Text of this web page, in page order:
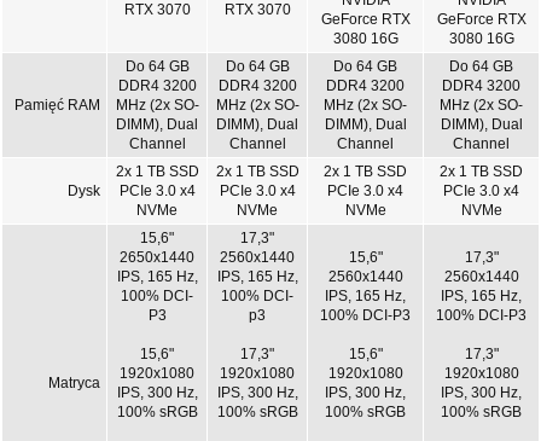
RTX 3070
RTX 3070
GeForce RTX
3080 16G
GeForce RTX
3080 16G
Pamięć RAM
Do 64 GB
DDR4 3200
MHz (2x SO-
DIMM), Dual
Channel
Do 64 GB
DDR4 3200
MHz (2x SO-
DIMM), Dual
Channel
Do 64 GB
DDR4 3200
MHz (2x SO-
DIMM), Dual
Channel
Do 64 GB
DDR4 3200
MHz (2x SO-
DIMM), Dual
Channel
Dysk
2x 1 TB SSD
PCIe 3.0 x4
NVMe
2x 1 TB SSD
PCIe 3.0 x4
NVMe
2x 1 TB SSD
PCIe 3.0 x4
NVMe
2x 1 TB SSD
PCIe 3.0 x4
NVMe
Matryca
15,6"
2650x1440
IPS, 165 Hz,
100% DCI-
P3
15,6"
1920x1080
IPS, 300 Hz,
100% sRGB
17,3"
2560x1440
IPS, 165 Hz,
100% DCI-
p3
17,3"
1920x1080
IPS, 300 Hz,
100% sRGB
15,6"
2560x1440
IPS, 165 Hz,
100% DCI-P3
15,6"
1920x1080
IPS, 300 Hz,
100% sRGB
17,3"
2560x1440
IPS, 165 Hz,
100% DCI-P3
17,3"
1920x1080
IPS, 300 Hz,
100% sRGB